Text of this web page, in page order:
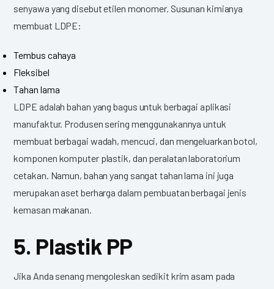
senyawa yang disebut etilen monomer. Susunan kimianya
membuat LDPE:
Tembus cahaya
Fleksibel
Tahan lama
LDPE adalah bahan yang bagus untuk berbagai aplikasi
manufaktur. Produsen sering menggunakannya untuk
membuat berbagai wadah, mencuci, dan mengeluarkan botol,
komponen komputer plastik, dan peralatan laboratorium
cetakan. Namun, bahan yang sangat tahan lama ini juga
merupakan aset berharga dalam pembuatan berbagai jenis
kemasan makanan.
5. Plastik PP
Jika Anda senang mengoleskan sedikit krim asam pada